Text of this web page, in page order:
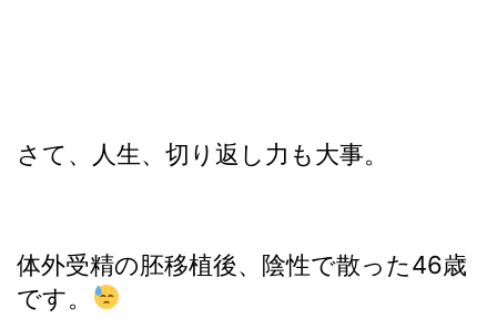
さて、人生、切り返し力も大事。
体外受精の胚移植後、陰性で散った46歳
です。